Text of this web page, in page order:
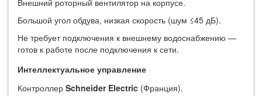
Большой угол обдува, низкая скорость (шум ≤45 дБ).
Не требует подключения к внешнему водоснабжению —
готов к работе после подключения к сети.
Интеллектуальное управление
Контроллер ‌ Schneider Electric ‌ (Франция).